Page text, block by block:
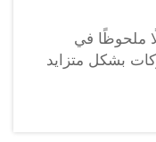
ملحوظًا في
بشكل متزايد
من حيث التكلفة
ومن بين
بتنسيق كبير،